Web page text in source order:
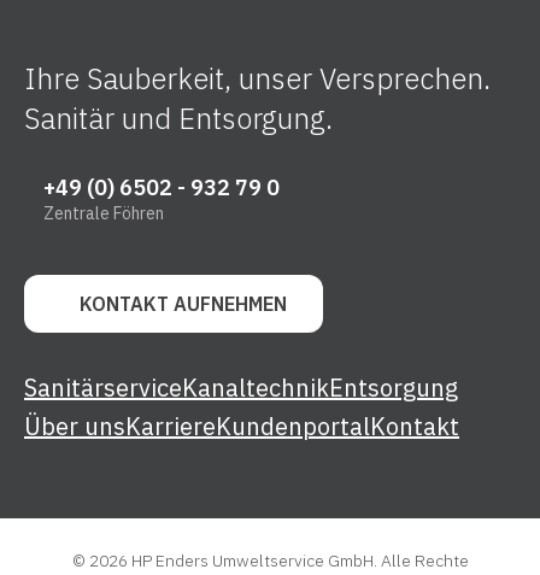
Ihre Sauberkeit, unser Versprechen.
Sanitär und Entsorgung.
+49 (0) 6502 - 932 79 0
Zentrale Föhren
KONTAKT AUFNEHMEN
SanitärserviceKanaltechnikEntsorgung
Über unsKarriereKundenportalKontakt
© 2026 HP Enders Umweltservice GmbH. Alle Rechte